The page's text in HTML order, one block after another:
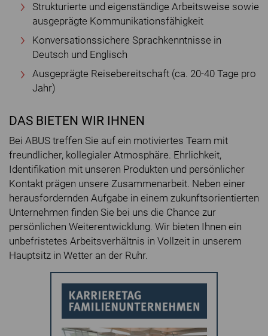
Strukturierte und eigenständige Arbeitsweise sowie
ausgeprägte Kommunikationsfähigkeit
Konversationssichere Sprachkenntnisse in
Deutsch und Englisch
Ausgeprägte Reisebereitschaft (ca. 20-40 Tage pro
Jahr)
DAS BIETEN WIR IHNEN
Bei ABUS treffen Sie auf ein motiviertes Team mit
freundlicher, kollegialer Atmosphäre. Ehrlichkeit,
Identifikation mit unseren Produkten und persönlicher
Kontakt prägen unsere Zusammenarbeit. Neben einer
herausfordernden Aufgabe in einem zukunftsorientierten
Unternehmen finden Sie bei uns die Chance zur
persönlichen Weiterentwicklung. Wir bieten Ihnen ein
unbefristetes Arbeitsverhältnis in Vollzeit in unserem
Hauptsitz in Wetter an der Ruhr.